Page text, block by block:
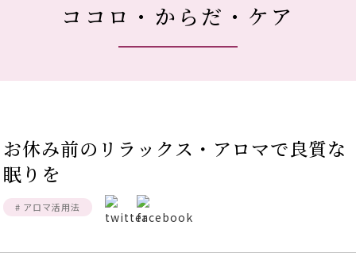
人間ドック 最新空き情報
館内3Dマップ
ココロ・からだ・ケア
お休み前のリラックス・アロマで良質な
眠りを
# アロマ活用法